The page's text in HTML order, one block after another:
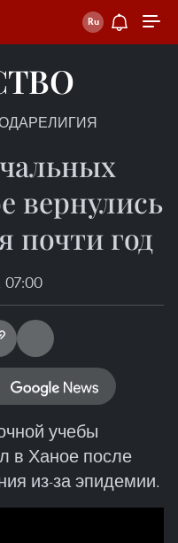
РЕЛИГИЯ
вернулись
почти год
учебы
в Ханое после
из-за эпидемии.